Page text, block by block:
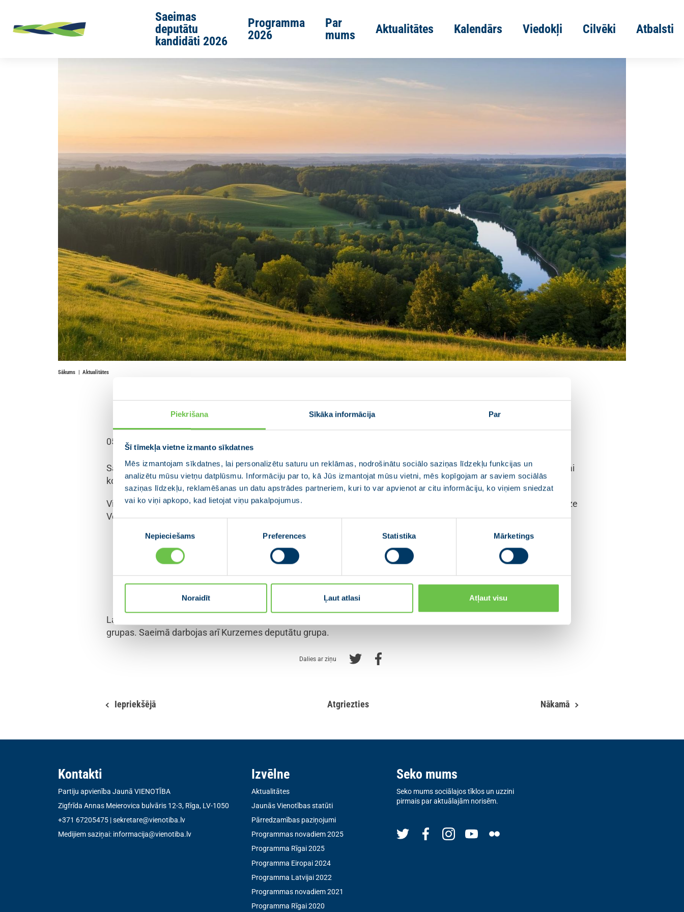
Piekrišana Sīkāka informācija Par
Šī tīmekļa vietne izmanto sīkdatnes
Mēs izmantojam sīkdatnes, lai personalizētu saturu un reklāmas, nodrošinātu sociālo saziņas līdzekļu funkcijas un
analizētu mūsu vietņu datplūsmu. Informāciju par to, kā Jūs izmantojat mūsu vietni, mēs kopīgojam ar saviem sociālās
saziņas līdzekļu, reklamēšanas un datu apstrādes partneriem, kuri to var apvienot ar citu informāciju, ko viņiem sniedzat
vai ko viņi apkopo, kad lietojat viņu pakalpojumus.
Nepieciešams Preferences Statistika Mārketings
Noraidīt Ļaut atlasi Atļaut visu
Saeimas
deputātu
kandidāti 2026
Programma
2026
Par
mums
Aktualitātes Kalendārs Viedokļi Cilvēki Atbalsti
Sākums Aktualitātes
Saeimā dibināta Vidzemes deputātu grupa
05.11.2025
Saeimā pirmo reizi dibināta Vidzemes deputātu grupa, kuras mērķis ir apvienot dažādu politisko spēku pārstāvjus, lai
kopīgi aktualizētu un risinātu tieši Vidzemes reģionam nozīmīgus jautājumus.
Vidzemes deputātu grupas vadītājs būs Jānis Zariņš (“Jaunā VIENOTĪBA”), savukārt vietnieces pienākumus pildīs Ilze
Vergina (“Jaunā VIENOTĪBA”). Kopumā grupai pievienojušies 12 deputāti no dažādām Saeimas frakcijām.
“Katram Latvijas reģionam ir savas prioritātes un izaicinājumi. Šī grupa apvieno no Vidzemes
ievēlētos deputātus, lai Saeimā aktualizētu tieši Vidzemes cilvēku vajadzības un redzējumu par
Latvijas kopējo attīstību. Svarīgi mazināt plaisu starp iedzīvotājiem un lēmumu pieņēmējiem,”
uzsver Jānis Zariņš.
Lai veicinātu sadarbību un īstenotu ar deputātu darbu saistītas iniciatīvas, Saeimas deputāti var veidot deputātu
grupas. Saeimā darbojas arī Kurzemes deputātu grupa.
Dalies ar ziņu
Iepriekšējā Atgriezties Nākamā
Kontakti
Partiju apvienība Jaunā VIENOTĪBA
Zigfrīda Annas Meierovica bulvāris 12-3, Rīga, LV-1050
+371 67205475 |sekretare@vienotiba.lv
Medijiem saziņai: informacija@vienotiba.lv
Izvēlne
Aktualitātes
Jaunās Vienotības statūti
Pārredzamības paziņojumi
Programmas novadiem 2025
Programma Rīgai 2025
Programma Eiropai 2024
Programma Latvijai 2022
Programmas novadiem 2021
Programma Rīgai 2020
Seko mums
Seko mums sociālajos tīklos un uzzini
pirmais par aktuālajām norisēm.